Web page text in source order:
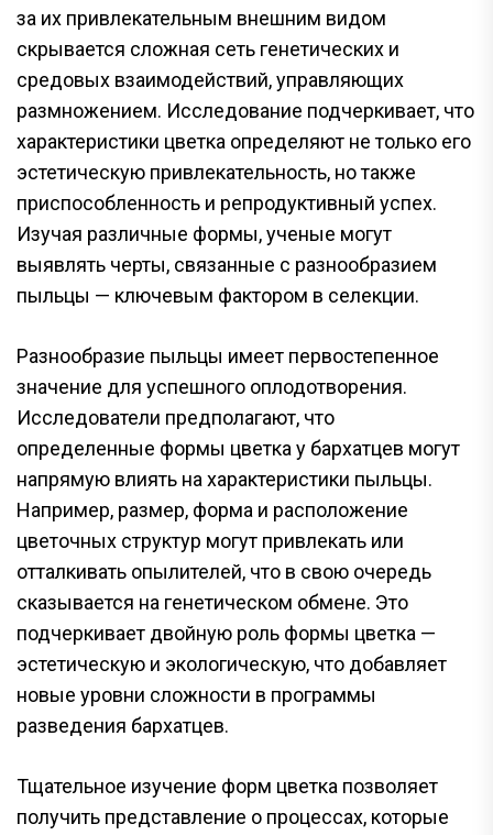
за их привлекательным внешним видом
скрывается сложная сеть генетических и
средовых взаимодействий, управляющих
размножением. Исследование подчеркивает, что
характеристики цветка определяют не только его
эстетическую привлекательность, но также
приспособленность и репродуктивный успех.
Изучая различные формы, ученые могут
выявлять черты, связанные с разнообразием
пыльцы — ключевым фактором в селекции.
Разнообразие пыльцы имеет первостепенное
значение для успешного оплодотворения.
Исследователи предполагают, что
определенные формы цветка у бархатцев могут
напрямую влиять на характеристики пыльцы.
Например, размер, форма и расположение
цветочных структур могут привлекать или
отталкивать опылителей, что в свою очередь
сказывается на генетическом обмене. Это
подчеркивает двойную роль формы цветка —
эстетическую и экологическую, что добавляет
новые уровни сложности в программы
разведения бархатцев.
Тщательное изучение форм цветка позволяет
получить представление о процессах, которые